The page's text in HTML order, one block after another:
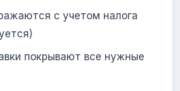
с учетом налога
покрывают все нужные